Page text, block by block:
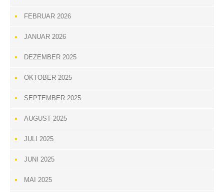
FEBRUAR 2026
JANUAR 2026
DEZEMBER 2025
OKTOBER 2025
SEPTEMBER 2025
AUGUST 2025
JULI 2025
JUNI 2025
MAI 2025